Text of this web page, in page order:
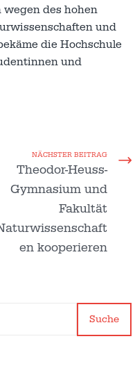
des hohen
und
die Hochschule
und
NÄCHSTER BEITRAG
Theodor-Heuss-
Gymnasium und
Fakultät
en kooperieren
Suche